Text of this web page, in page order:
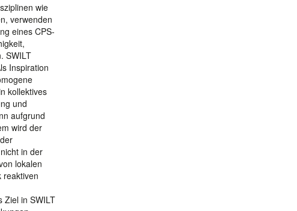
wie
verwenden
eines CPS-
SWILT
Inspiration
kollektives
und
aufgrund
wird der
in der
lokalen
reaktiven
Ziel in SWILT